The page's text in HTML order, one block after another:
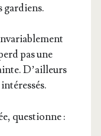
gardiens.
pas une
D’ailleurs
questionne :